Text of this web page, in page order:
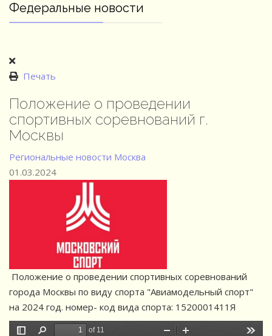
Федеральные новости
Печать
Положение о проведении
спортивных соревнований г.
Москвы
Региональные новости Москва
01.03.2024
Положение о проведении спортивных соревнований
города Москвы по виду спорта "Авиамодельный спорт"
на 2024 год. номер- код вида спорта: 1520001411Я